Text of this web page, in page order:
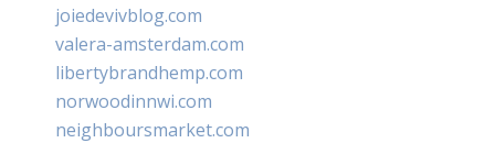
joiedevivblog.com
valera-amsterdam.com
libertybrandhemp.com
norwoodinnwi.com
neighboursmarket.com